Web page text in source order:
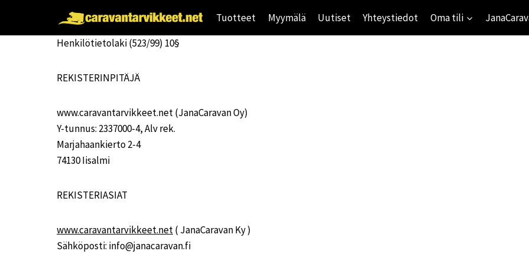
Tuotteet Myymälä Uutiset Yhteystiedot Oma tili
Henkilötietolaki (523/99) 10§
REKISTERINPITÄJÄ
www.caravantarvikkeet.net (JanaCaravan Oy)
Y-tunnus: 2337000-4, Alv rek.
Marjahaankierto 2-4
74130 Iisalmi
REKISTERIASIAT
www.caravantarvikkeet.net( JanaCaravan Ky )
Sähköposti: info@janacaravan.fi